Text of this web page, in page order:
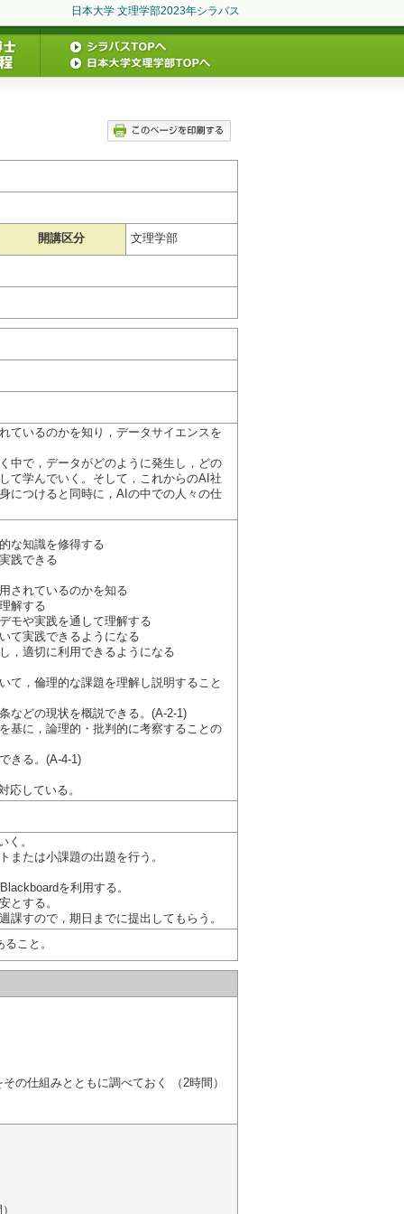
日本大学 文理学部2023年シラバス
開講区分 文理学部
ているのかを知り，データサイエンスを
中で，データがどのように発生し，どの
て学んでいく。そして，これからのAI社
につけると同時に，AIの中での人々の仕
な知識を修得する
践できる
されているのかを知る
解する
モや実践を通して理解する
て実践できるようになる
，適切に利用できるようになる
て，倫理的な課題を理解し説明すること
などの現状を概説できる。(A-2-1)
基に，論理的・批判的に考察することの
きる。(A-4-1)
応している。
く。
または小課題の出題を行う。
を利用する。
とする。
課すので，期日までに提出してもらう。
こと。
の仕組みとともに調べておく （2時間）